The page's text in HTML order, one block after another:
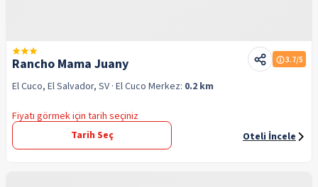
Rancho Mama Juany 3.7/5
El Cuco, El Salvador, SV · El Cuco Merkez: 0.2 km
Fiyatı görmek için tarih seçiniz
Tarih Seç
Oteli İncele